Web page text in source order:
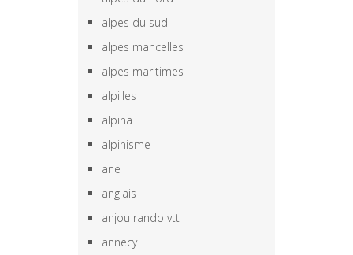
alpes du sud
alpes mancelles
alpes maritimes
alpilles
alpina
alpinisme
ane
anglais
anjou rando vtt
annecy